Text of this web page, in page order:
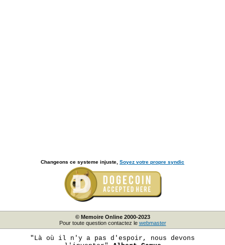
Changeons ce systeme injuste, Soyez votre propre syndic
© Memoire Online 2000-2023
Pour toute question contactez le webmaster
"Là où il n'y a pas d'espoir, nous devons